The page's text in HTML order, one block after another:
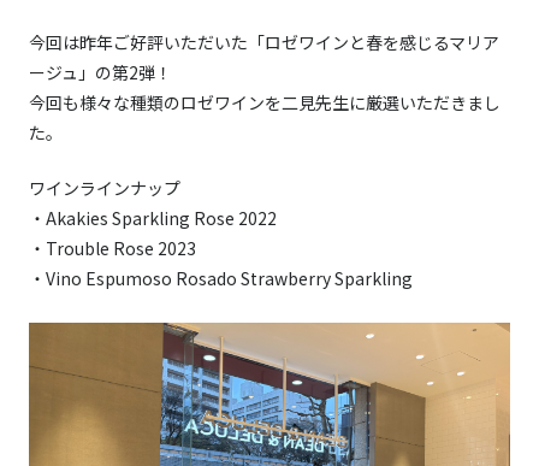
今回は昨年ご好評いただいた「ロゼワインと春を感じるマリア
ージュ」の第2弾！
今回も様々な種類のロゼワインを二見先生に厳選いただきまし
た。
ワインラインナップ
・Akakies Sparkling Rose 2022
・Trouble Rose 2023
・Vino Espumoso Rosado Strawberry Sparkling